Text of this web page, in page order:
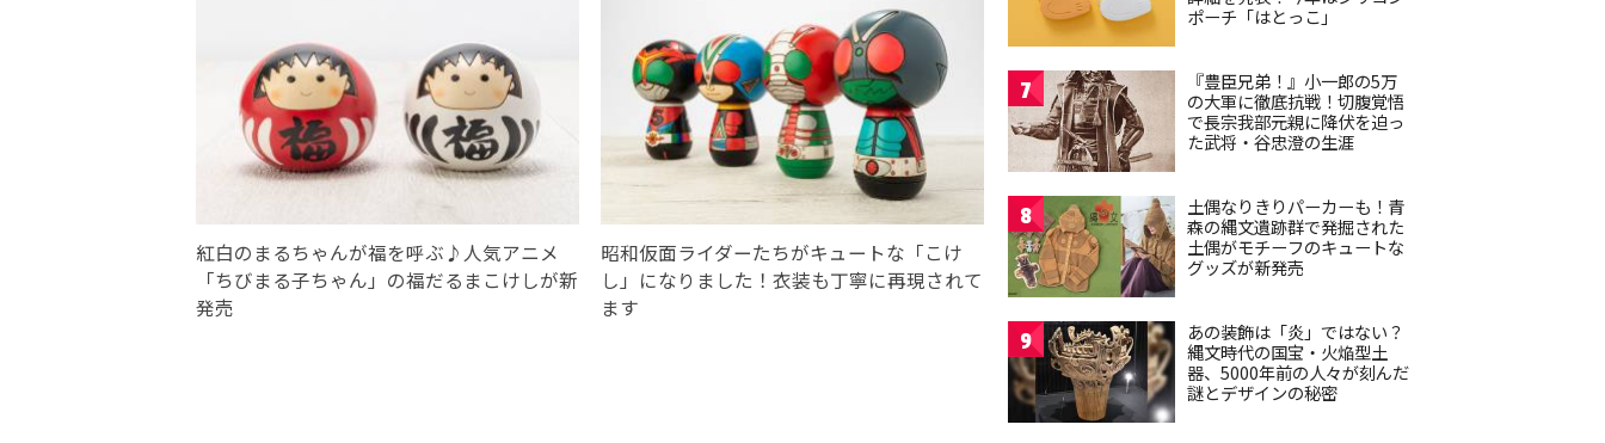
紅白のまるちゃんが福を呼ぶ♪人気アニメ
「ちびまる子ちゃん」の福だるまこけしが新
発売
昭和仮面ライダーたちがキュートな「こけ
し」になりました！衣装も丁寧に再現されて
ます
ポーチ「はとっこ」
7
『豊臣兄弟！』小一郎の5万
の大軍に徹底抗戦！切腹覚悟
で長宗我部元親に降伏を迫っ
た武将・谷忠澄の生涯
8
土偶なりきりパーカーも！青
森の縄文遺跡群で発掘された
土偶がモチーフのキュートな
グッズが新発売
9
あの装飾は「炎」ではない？
縄文時代の国宝・火焔型土
器、5000年前の人々が刻んだ
謎とデザインの秘密